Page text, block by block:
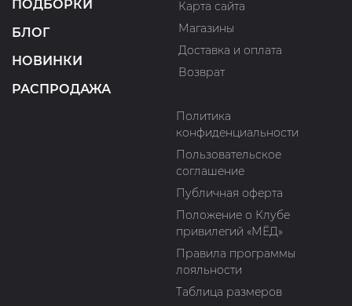
ПОДБОРКИ
БЛОГ
НОВИНКИ
РАСПРОДАЖА
Карта сайта
Магазины
Доставка и оплата
Возврат
Политика
конфиденциальности
Пользовательское
соглашение
Публичная оферта
Положение о Клубе
привилегий «МЁД»
Правила программы
лояльности
Таблица размеров